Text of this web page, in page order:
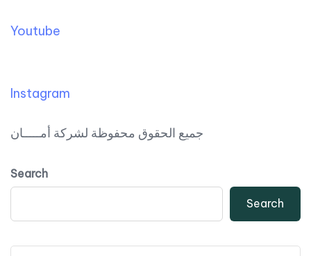
Youtube
Instagram
جميع الحقوق محفوظة لشركة أمـــــان
Search
Search